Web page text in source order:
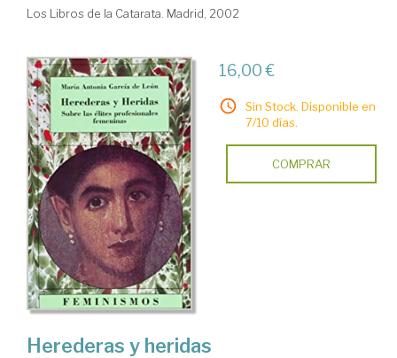
Los Libros de la Catarata. Madrid, 2002
16,00 €
Sin Stock. Disponible en
7/10 días.
COMPRAR
Herederas y heridas